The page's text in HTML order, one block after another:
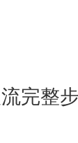
完整